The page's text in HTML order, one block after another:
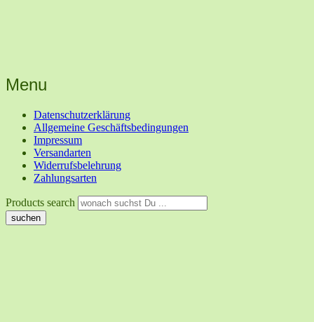
Menu
Datenschutzerklärung
Allgemeine Geschäftsbedingungen
Impressum
Versandarten
Widerrufsbelehrung
Zahlungsarten
Products search
suchen